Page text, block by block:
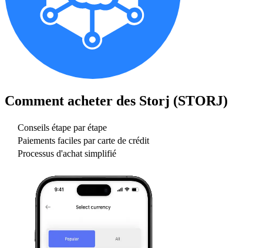
Comment acheter des Storj (STORJ)
Conseils étape par étape
Paiements faciles par carte de crédit
Processus d'achat simplifié